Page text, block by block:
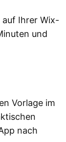
auf Ihrer Wix-
und
Vorlage im
nach